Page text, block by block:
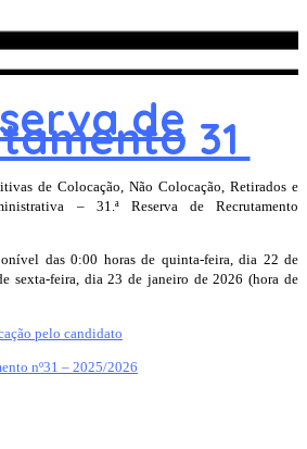
de31
de Colocação, Não Colocação, Retirados e
– 31.ª Reserva de Recrutamento
das 0:00 horas de quinta-feira, dia 22 de
sexta-feira, dia 23 de janeiro de 2026 (hora de
pelo candidato
nº31 – 2025/2026